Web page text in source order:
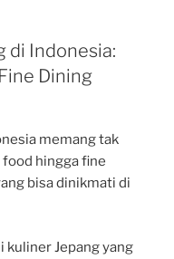
di Indonesia:
Dining
memang tak
hingga fine
bisa dinikmati di
kuliner Jepang yang